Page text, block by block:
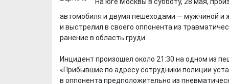
автомобиля и двумя пешеходами — мужчиной
и выстрелил в своего оппонента из
ранение в область груди.
Инцидент произошел около 21:30 на одном из
«Прибывшие по адресу сотрудники полиции
в оппонента предположительно из